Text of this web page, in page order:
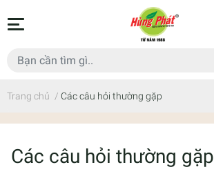
Trang chủ / Các câu hỏi thường gặp
Các câu hỏi thường gặp